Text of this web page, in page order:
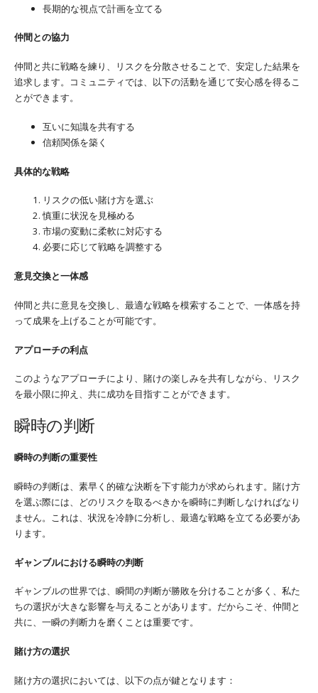
長期的な視点で計画を立てる
仲間との協力
仲間と共に戦略を練り、リスクを分散させることで、安定した結果を
追求します。コミュニティでは、以下の活動を通じて安心感を得るこ
とができます。
互いに知識を共有する
信頼関係を築く
具体的な戦略
リスクの低い賭け方を選ぶ
慎重に状況を見極める
市場の変動に柔軟に対応する
必要に応じて戦略を調整する
意見交換と一体感
仲間と共に意見を交換し、最適な戦略を模索することで、一体感を持
って成果を上げることが可能です。
アプローチの利点
このようなアプローチにより、賭けの楽しみを共有しながら、リスク
を最小限に抑え、共に成功を目指すことができます。
瞬時の判断
瞬時の判断の重要性
瞬時の判断は、素早く的確な決断を下す能力が求められます。賭け方
を選ぶ際には、どのリスクを取るべきかを瞬時に判断しなければなり
ません。これは、状況を冷静に分析し、最適な戦略を立てる必要があ
ります。
ギャンブルにおける瞬時の判断
ギャンブルの世界では、瞬間の判断が勝敗を分けることが多く、私た
ちの選択が大きな影響を与えることがあります。だからこそ、仲間と
共に、一瞬の判断力を磨くことは重要です。
賭け方の選択
賭け方の選択においては、以下の点が鍵となります：